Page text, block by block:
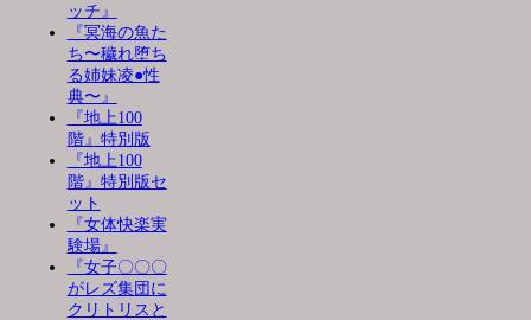
ッチ』
『冥海の魚た
ち〜穢れ堕ち
る姉妹凌●性
典〜』
『地上100
階』特別版
『地上100
階』特別版セ
ット
『女体快楽実
験場』
『女子〇〇〇
がレズ集団に
クリトリスと